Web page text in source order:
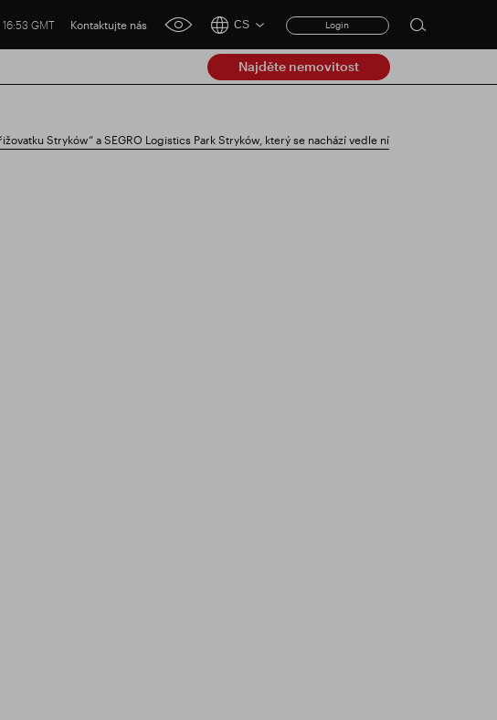
16:53 GMT Kontaktujte nás
accessibility
CS Login
form
Průhledná
Najděte nemovitost
Stryków“ a SEGRO Logistics Park Stryków, který se nachází vedle ní